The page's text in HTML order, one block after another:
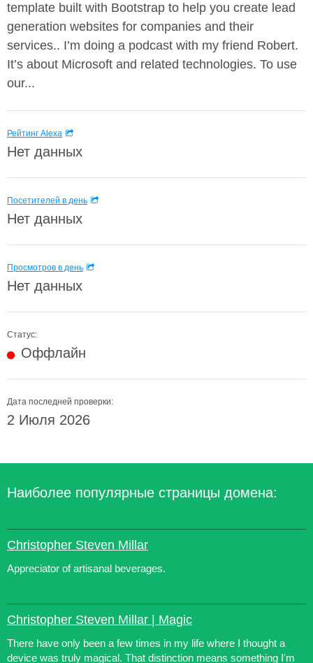
template built with Bootstrap to help you create lead
generation websites for companies and their
services.. I’m doing a podcast with my friend Robert.
It’s about Microsoft and related technologies. To use
our...
Рейтинг Alexa
Нет данных
Посетителей в день
Нет данных
Просмотров в день
Нет данных
Статус:
Оффлайн
Дата последней проверки:
2 Июля 2026
Наиболее популярные страницы домена:
Christopher Steven Millar
Appreciator of artisanal beverages.
Christopher Steven Millar | Magic
There have only been a few times in my life where I thought a
device was truly magical. That distinction means something I'm